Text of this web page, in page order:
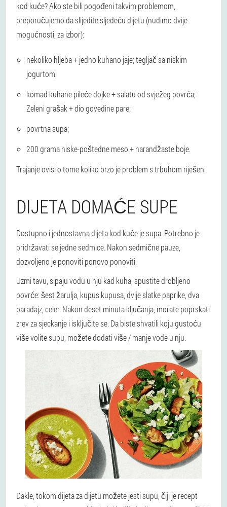
kod kuće? Ako ste bili pogođeni takvim problemom,
preporučujemo da slijedite sljedeću dijetu (nudimo dvije
mogućnosti, za izbor):
nekoliko hljeba + jedno kuhano jaje; tegljač sa niskim
jogurtom;
komad kuhane pileće dojke + salatu od svježeg povrća;
Zeleni grašak + dio govedine pare;
povrtna supa;
200 grama niske-poštedne meso + narandžaste boje.
Trajanje ovisi o tome koliko brzo je problem s trbuhom riješen.
DIJETA DOMAĆE SUPE
Dostupno i jednostavna dijeta kod kuće je supa. Potrebno je
pridržavati se jedne sedmice. Nakon sedmične pauze,
dozvoljeno je ponoviti ponovo ponoviti.
Uzmi tavu, sipaju vodu u nju kad kuha, spustite drobljeno
povrće: šest žarulja, kupus kupusa, dvije slatke paprike, dva
paradajz, celer. Nakon deset minuta ključanja, morate poprskati
zrev za sjeckanje i isključite se. Da biste shvatili koju gustoću
više volite supu, možete dodati više / manje vode u nju.
Dakle, tokom dijeta za dijetu možete jesti supu, čiji je recept